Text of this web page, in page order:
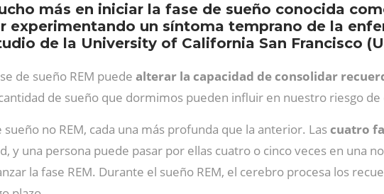
más en iniciar la fase de sueño conocida
experimentando un síntoma temprano de la
de la University of California San Francisco
de sueño REM puede alterar la capacidad de consolidar
de sueño que dormimos pueden influir en nuestro riesgo
no REM, cada una más profunda que la anterior. Lascuatro
y una persona puede pasar por ellas cuatro o cinco veces en una
la fase REM. Durante el sueño REM, el cerebro procesa los